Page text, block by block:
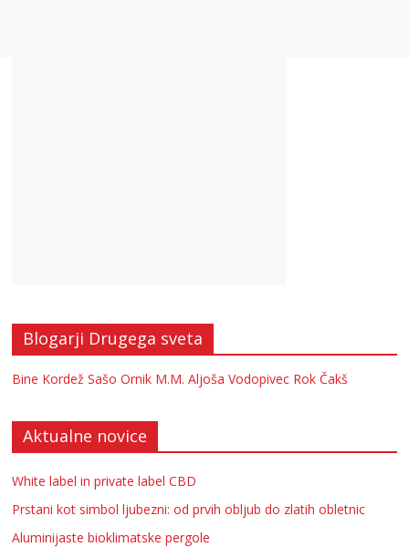
Blogarji Drugega sveta
Bine Kordež Sašo Ornik M.M. Aljoša Vodopivec Rok Čakš
Aktualne novice
White label in private label CBD
Prstani kot simbol ljubezni: od prvih obljub do zlatih obletnic
Aluminijaste bioklimatske pergole